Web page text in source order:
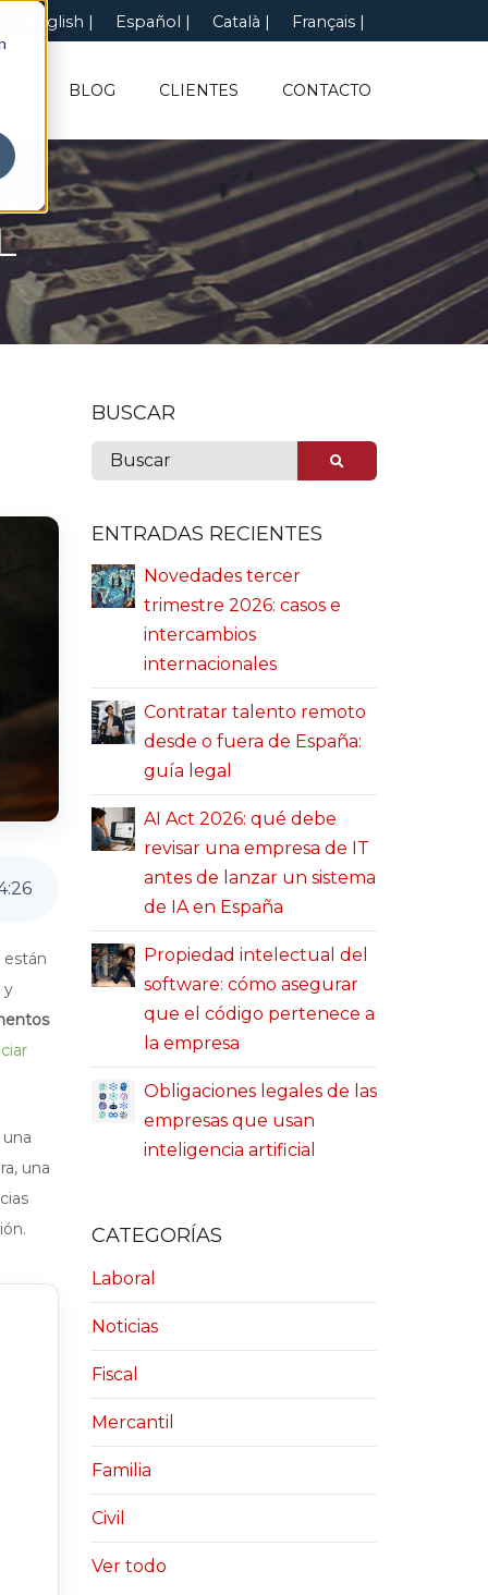
Español
English Français
Català
BLOG CLIENTES CONTACTO
:26
están
y
una
BUSCAR
ENTRADAS RECIENTES
Novedades tercer
trimestre 2026: casos e
intercambios
internacionales
Contratar talento remoto
desde o fuera de España:
guía legal
AI Act 2026: qué debe
revisar una empresa de IT
antes de lanzar un sistema
de IA en España
Propiedad intelectual del
software: cómo asegurar
que el código pertenece a
la empresa
Obligaciones legales de las
empresas que usan
inteligencia artificial
CATEGORÍAS
Laboral
Noticias
Fiscal
Mercantil
Familia
Civil
Ver todo